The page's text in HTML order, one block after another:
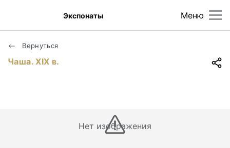
Меню
Экспонаты
Вернуться
Чаша. XIX в.
Нет изображения